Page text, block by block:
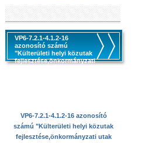
VP6-7.2.1-4.1.2-16
azonosító számú
"Külterületi helyi közutak
fejlesztése,önkormányzati
VP6-7.2.1-4.1.2-16 azonosító
számú "Külterületi helyi közutak
fejlesztése,önkormányzati utak